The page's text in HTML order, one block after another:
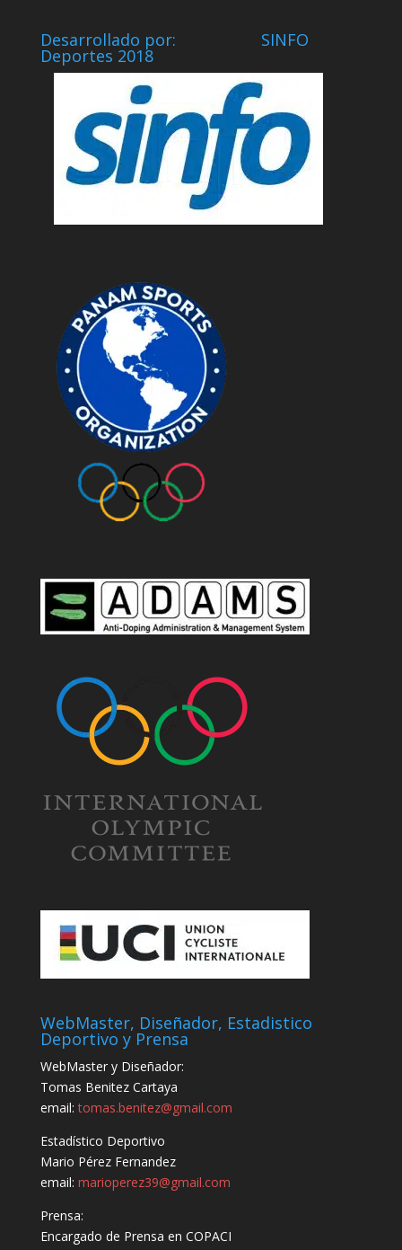
Desarrollado por: SINFO
Deportes 2018
WebMaster, Diseñador, Estadistico
Deportivo y Prensa
WebMaster y Diseñador:
Tomas Benitez Cartaya
email:tomas.benitez@gmail.com
Estadístico Deportivo
Mario Pérez Fernandez
email: marioperez39@gmail.com
Prensa:
Encargado de Prensa en COPACI